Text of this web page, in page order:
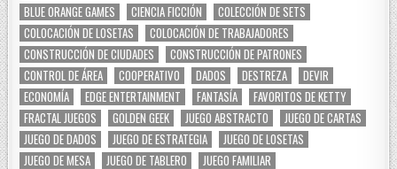
BLUE ORANGE GAMES
CIENCIA FICCIÓN
COLECCIÓN DE SETS
COLOCACIÓN DE LOSETAS
COLOCACIÓN DE TRABAJADORES
CONSTRUCCIÓN DE CIUDADES
CONSTRUCCIÓN DE PATRONES
CONTROL DE ÁREA
COOPERATIVO DADOS DESTREZA
DEVIR
ECONOMÍA
EDGE ENTERTAINMENT FANTASÍA
FAVORITOS DE KETTY
FRACTAL JUEGOS
GOLDEN GEEK JUEGO ABSTRACTO
JUEGO DE CARTAS
JUEGO DE DADOS
JUEGO DE ESTRATEGIA
JUEGO DE LOSETAS
JUEGO DE MESA
JUEGO DE TABLERO
JUEGO FAMILIAR